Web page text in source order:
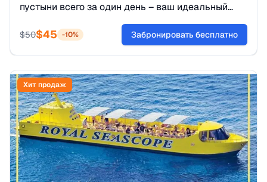
пустыни всего за один день – ваш идеальный
выбор это экскурсия Мега-Сафари в Шарм-эль-
Шейхе!
$50$45 -10% Забронировать бесплатно
Хит продаж